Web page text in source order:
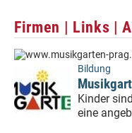
Firmen | Links |
Bildung
Kinder
eine